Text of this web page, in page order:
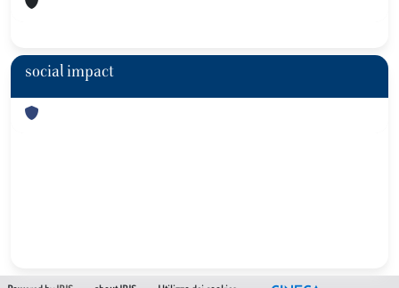
social impact